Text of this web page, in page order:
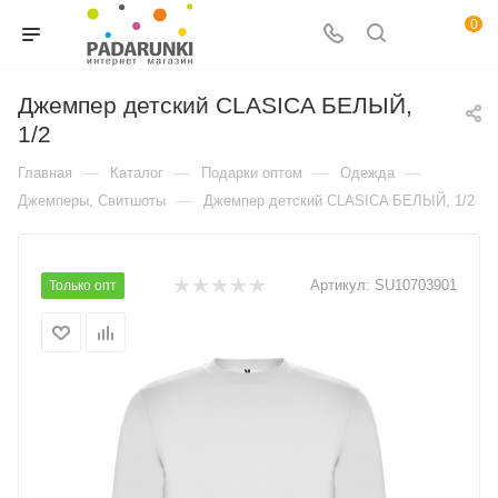
0
Джемпер детский CLASICA БЕЛЫЙ,
1/2
Главная — Каталог — Подарки оптом — Одежда —
Джемперы, Свитшоты — Джемпер детский CLASICA БЕЛЫЙ, 1/2
Только опт Артикул: SU10703901